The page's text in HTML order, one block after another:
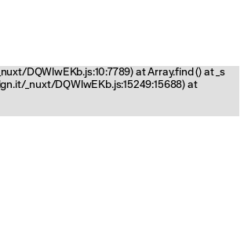
DQWlwEKb.js:10:7789) at Array.find () at _s
_nuxt/DQWlwEKb.js:15249:15688) at